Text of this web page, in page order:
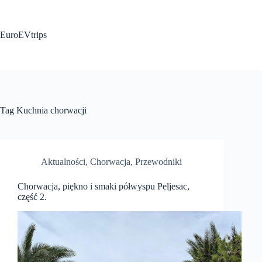
EuroEVtrips
Tag Kuchnia chorwacji
Aktualności, Chorwacja, Przewodniki
Chorwacja, piękno i smaki półwyspu Peljesac,
część 2.